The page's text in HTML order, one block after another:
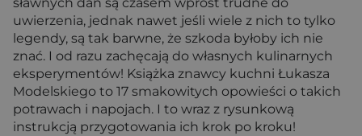
uwierzenia, jednak nawet jeśli wiele z nich to tylko
legendy, są tak barwne, że szkoda byłoby ich nie
znać. I od razu zachęcają do własnych kulinarnych
eksperymentów! Książka znawcy kuchni Łukasza
Modelskiego to 17 smakowitych opowieści o takich
potrawach i napojach. I to wraz z rysunkową
instrukcją przygotowania ich krok po kroku!